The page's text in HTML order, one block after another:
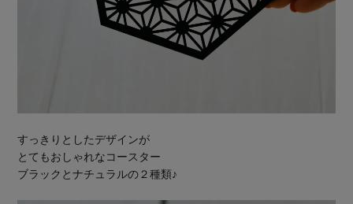
すっきりとしたデザインが
とてもおしゃれなコースター
ブラックとナチュラルの２種類♪